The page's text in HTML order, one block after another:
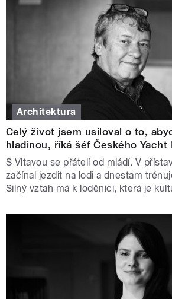
Architektura
Celý život jsem usiloval o to,
hladinou, říká šéf Českého Yacht
S Vltavou se přátelí od mládí. V
začínal jezdit na lodi a dnestam
Silný vztah má k loděnici, která je